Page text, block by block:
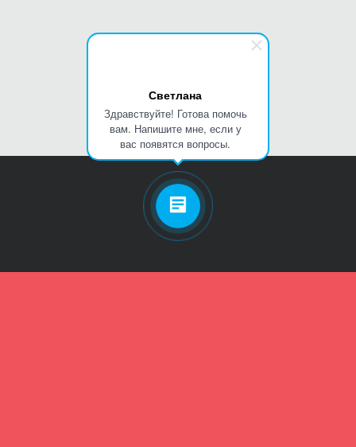
Светлана
Здравствуйте! Готова помочь
вам. Напишите мне, если у
вас появятся вопросы.